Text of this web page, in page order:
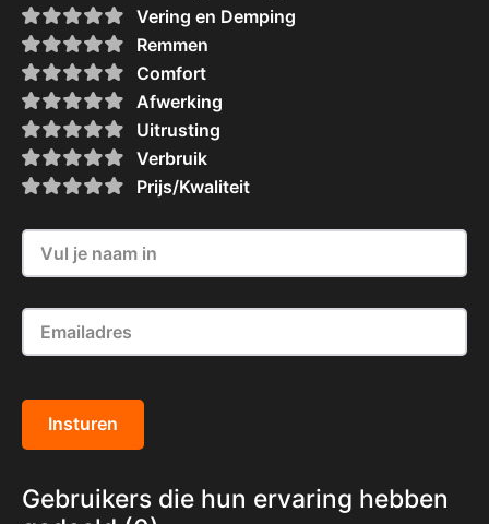
Vering en Demping
Remmen
Comfort
Afwerking
Uitrusting
Verbruik
Prijs/Kwaliteit
Insturen
Gebruikers die hun ervaring hebben